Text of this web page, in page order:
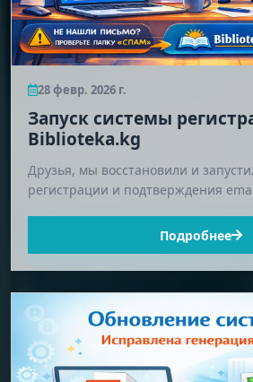
28 февр. 2026 г.
Запуск системы
Biblioteka.kg
Друзья, мы восстановили и
регистрации и подтверждения
Подробнее